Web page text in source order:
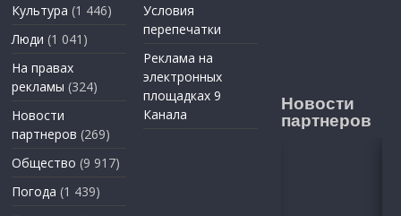
Культура (1 446)
Люди (1 041)
На правах
рекламы (324)
Новости
партнеров (269)
Общество (9 917)
Погода (1 439)
Условия
перепечатки
Реклама на
электронных
площадках 9
Канала
Новости
партнеров